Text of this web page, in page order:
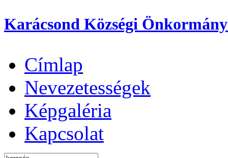
Karácsond Községi
Címlap
Nevezetességek
Képgaléria
Kapcsolat